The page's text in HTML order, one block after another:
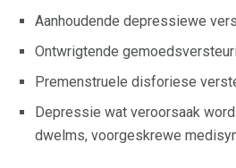
Aanhoudende depressiewe
Ontwrigtende
Premenstruele disforiese
Depressie wat veroorsaak
dwelms, voorgeskrewe